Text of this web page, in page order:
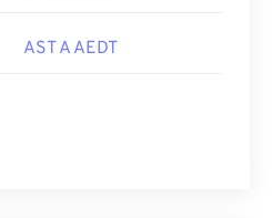
AST A AEDT